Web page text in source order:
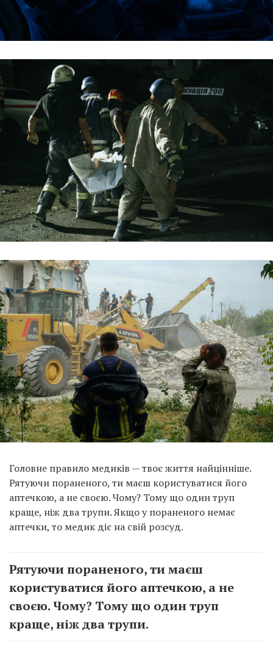
Головне правило медиків — твоє життя найцінніше.
Рятуючи пораненого, ти маєш користуватися його
аптечкою, а не своєю. Чому? Тому що один труп
краще, ніж два трупи. Якщо у пораненого немає
аптечки, то медик діє на свій розсуд.
Рятуючи пораненого, ти маєш
користуватися його аптечкою, а не
своєю. Чому? Тому що один труп
краще, ніж два трупи.